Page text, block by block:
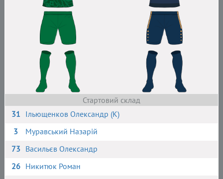
Стартовий склад
31 Ільющенков Олександр (К)
3
Муравський Назарій
73 Васильєв Олександр
26 Никитюк Роман